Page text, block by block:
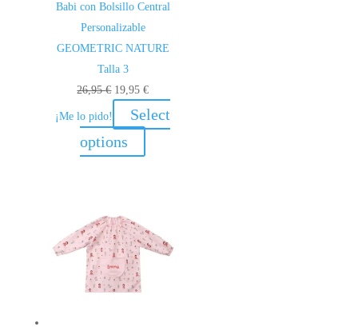
Babi con Bolsillo Central
Personalizable
GEOMETRIC NATURE
Talla 3
26,95€ El
precio
original
19,95€El
precio
actual
¡Me lo pido!
Select
options